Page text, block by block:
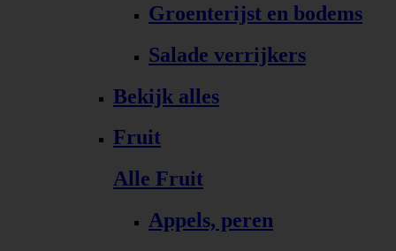
Groenterijst en bodems
Salade verrijkers
Bekijk alles
Fruit
Alle Fruit
Appels, peren